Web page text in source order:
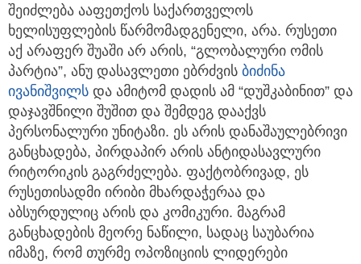
შეიძლება ააფეთქოს საქართველოს
ხელისუფლების წარმომადგენელი, არა. რუსეთი
აქ არაფერ შუაში არ არის, “გლობალური ომის
პარტია”, ანუ დასავლეთი ებრძვის ბიძინა
ივანიშვილს და ამიტომ დადის ამ “დუშკაბინით” და
დაჯავშნილი შუშით და შემდეგ დააქვს
პერსონალური უნიტაზი. ეს არის დანაშაულებრივი
განცხადება, პირდაპირ არის ანტიდასავლური
რიტორიკის გაგრძელება. ფაქტობრივად, ეს
რუსეთისადმი ირიბი მხარდაჭერაა და
აბსურდულიც არის და კომიკური. მაგრამ
განცხადების მეორე ნაწილი, სადაც საუბარია
იმაზე, რომ თურმე ოპოზიციის ლიდერები